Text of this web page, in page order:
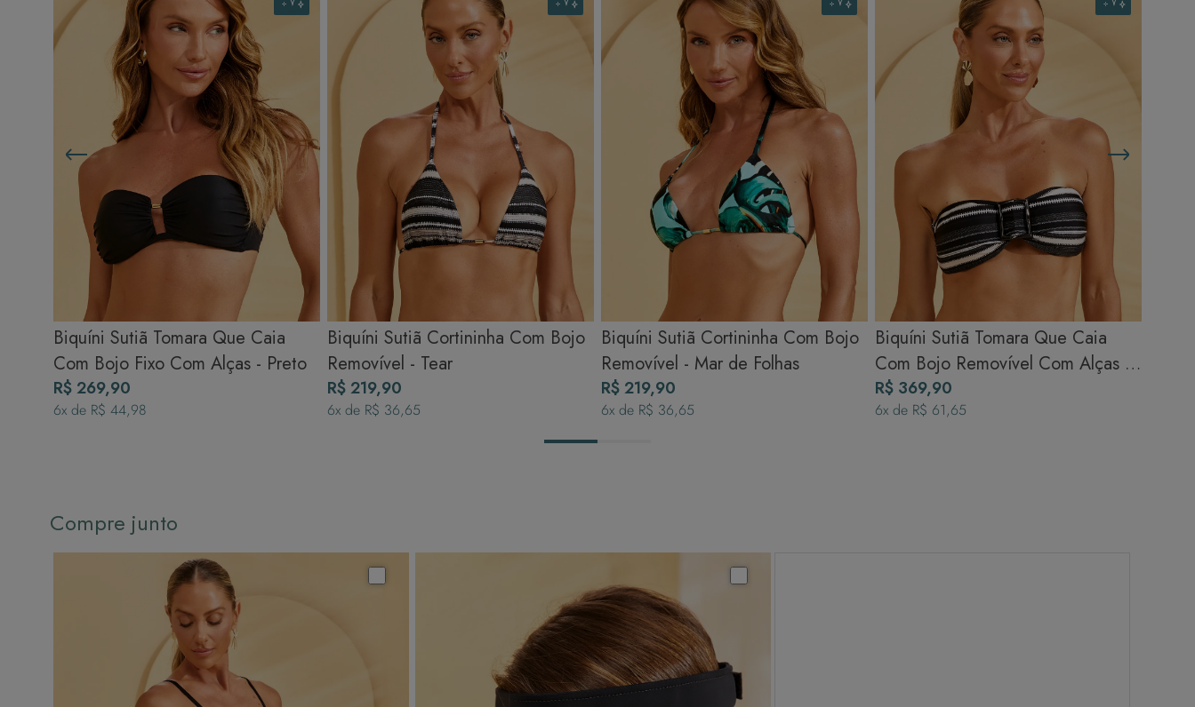
sombra e evite a secadora.
Para cores vibrantes: Lave as peças antes do primeiro uso e siga as
dicas acima para manter as cores radiantes.
Biquíni Sutiã Tomara Que Caia
Com Bojo Fixo Com Alças - Preto
R$ 269,90
6x de R$ 44,98
Biquíni Sutiã Cortininha Com Bojo
Removível - Tear
R$ 219,90
6x de R$ 36,65
Biquíni Sutiã Cortininha Com Bojo
Removível - Mar de Folhas
R$ 219,90
6x de R$ 36,65
Biquíni Sutiã Tomara Que Caia
Com Bojo Removível Com Alças -
Tear
R$ 369,90
6x de R$ 61,65
Compre junto